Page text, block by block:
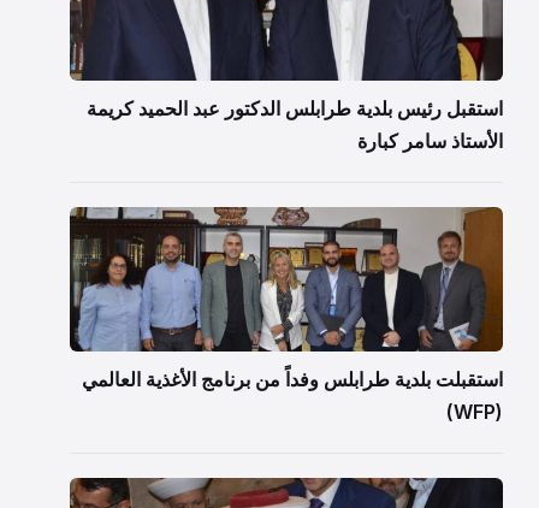
استقبل رئيس بلدية طرابلس الدكتور عبد الحميد كريمة
الأستاذ سامر كبارة
استقبلت بلدية طرابلس وفداً من برنامج الأغذية العالمي
(WFP)